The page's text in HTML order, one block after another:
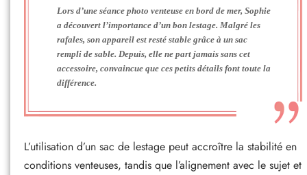
Lors d’une séance photo venteuse en bord de mer, Sophie
a découvert l’importance d’un bon lestage. Malgré les
rafales, son appareil est resté stable grâce à un sac
rempli de sable. Depuis, elle ne part jamais sans cet
accessoire, convaincue que ces petits détails font toute la
différence.
L’utilisation d’un sac de lestage peut accroître la stabilité en
conditions venteuses, tandis que l’alignement avec le sujet et